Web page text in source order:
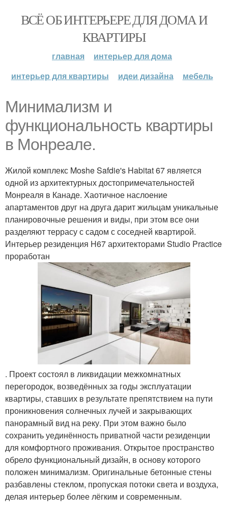
ВСЁ ОБ ИНТЕРЬЕРЕ ДЛЯ ДОМА И
КВАРТИРЫ
главная
интерьер для дома
интерьер для квартиры
идеи дизайна мебель
Минимализм и
функциональность квартиры
в Монреале.
Жилой комплекс Moshe Safdie's Habitat 67 является
одной из архитектурных достопримечательностей
Монреаля в Канаде. Хаотичное наслоение
апартаментов друг на друга дарит жильцам уникальные
планировочные решения и виды, при этом все они
разделяют террасу с садом с соседней квартирой.
Интерьер резиденция H67 архитекторами Studio Practice
проработан
. Проект состоял в ликвидации межкомнатных
перегородок, возведённых за годы эксплуатации
квартиры, ставших в результате препятствием на пути
проникновения солнечных лучей и закрывающих
панорамный вид на реку. При этом важно было
сохранить уединённость приватной части резиденции
для комфортного проживания. Открытое пространство
обрело функциональный дизайн, в основу которого
положен минимализм. Оригинальные бетонные стены
разбавлены стеклом, пропуская потоки света и воздуха,
делая интерьер более лёгким и современным.